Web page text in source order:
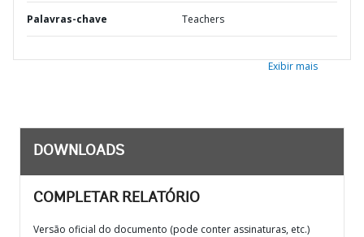
Palavras-chave Teachers
Exibir mais
DOWNLOADS
COMPLETAR RELATÓRIO
Versão oficial do documento (pode conter assinaturas, etc.)